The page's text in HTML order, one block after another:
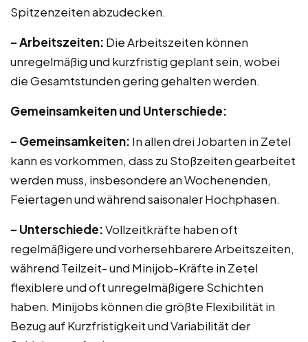
Spitzenzeiten abzudecken.
– Arbeitszeiten: Die Arbeitszeiten können
unregelmäßig und kurzfristig geplant sein, wobei
die Gesamtstunden gering gehalten werden.
Gemeinsamkeiten und Unterschiede:
– Gemeinsamkeiten: In allen drei Jobarten in Zetel
kann es vorkommen, dass zu Stoßzeiten gearbeitet
werden muss, insbesondere an Wochenenden,
Feiertagen und während saisonaler Hochphasen.
– Unterschiede:Vollzeitkräfte haben oft
regelmäßigere und vorhersehbarere Arbeitszeiten,
während Teilzeit- und Minijob-Kräfte in Zetel
flexiblere und oft unregelmäßigere Schichten
haben. Minijobs können die größte Flexibilität in
Bezug auf Kurzfristigkeit und Variabilität der